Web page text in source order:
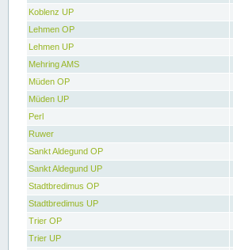
Koblenz UP
Lehmen OP
Lehmen UP
Mehring AMS
Müden OP
Müden UP
Perl
Ruwer
Sankt Aldegund OP
Sankt Aldegund UP
Stadtbredimus OP
Stadtbredimus UP
Trier OP
Trier UP